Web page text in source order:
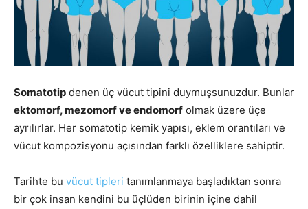
Somatotip denen üç vücut tipini duymuşsunuzdur. Bunlar
ektomorf, mezomorf ve endomorf olmak üzere üçe
ayrılırlar. Her somatotip kemik yapısı, eklem orantıları ve
vücut kompozisyonu açısından farklı özelliklere sahiptir.
Tarihte bu vücut tipleri tanımlanmaya başladıktan sonra
bir çok insan kendini bu üçlüden birinin içine dahil